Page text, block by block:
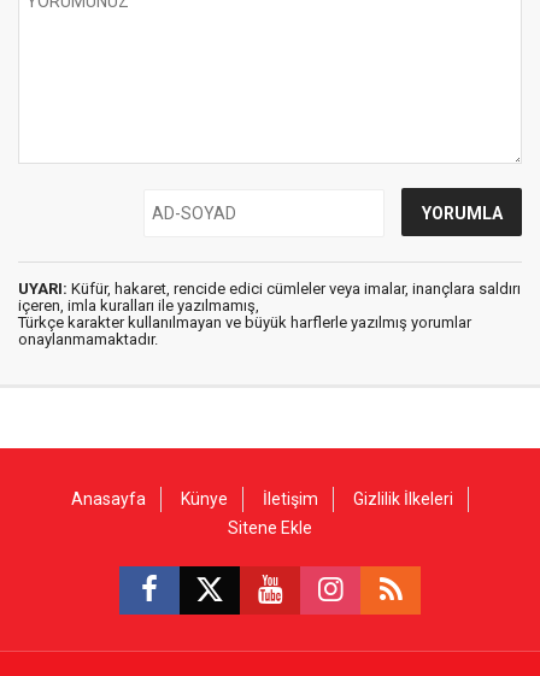
UYARI: Küfür, hakaret, rencide edici cümleler veya imalar, inançlara saldırı
içeren, imla kuralları ile yazılmamış,
Türkçe karakter kullanılmayan ve büyük harflerle yazılmış yorumlar
onaylanmamaktadır.
Anasayfa Künye İletişim
Gizlilik İlkeleri
Sitene Ekle